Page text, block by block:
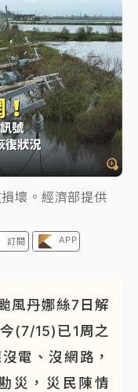
！抽獎程序複雜 觀
仲諒向法院聲請遭
預約開賣一度塞車
抗告成功 今重開羈
壞。經濟部提供
訂閱 APP
風丹娜絲7日解
(7/15)已1周之
電、沒網路，
災，災民陳情